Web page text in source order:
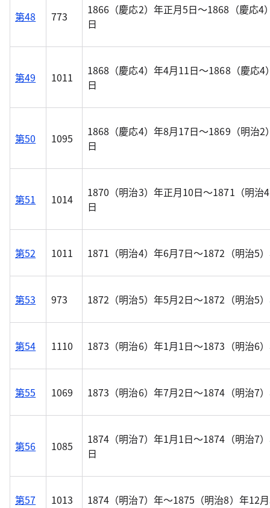
第48 773
1866（慶応2）年正月5日～1868（慶応4
日
第49 1011
1868（慶応4）年4月11日～1868（慶応4
日
第50 1095
1868（慶応4）年8月17日～1869（明治2
日
第51 1014
1870（明治3）年正月10日～1871（明治
日
第52 1011 1871（明治4）年6月7日～1872（明治5
第53 973 1872（明治5）年5月2日～1872（明治5
第54 1110 1873（明治6）年1月1日～1873（明治6
第55 1069 1873（明治6）年7月2日～1874（明治7
第56 1085
1874（明治7）年1月1日～1874（明治7
日
第57 1013 1874（明治7）年～1875（明治8）年12